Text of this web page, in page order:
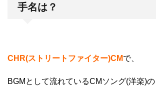
手名は？
CHR(ストリートファイター)CMで、
BGMとして流れているCMソング(洋楽)の